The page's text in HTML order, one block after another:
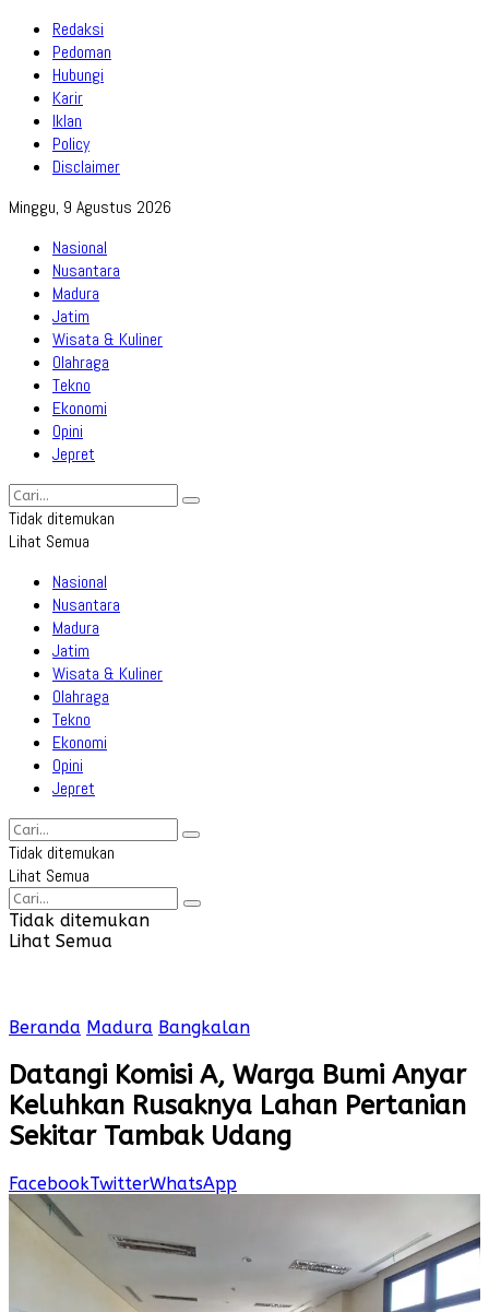
Redaksi
Pedoman
Hubungi
Karir
Iklan
Policy
Disclaimer
Minggu, 9 Agustus 2026
Nasional
Nusantara
Madura
Jatim
Wisata & Kuliner
Olahraga
Tekno
Ekonomi
Opini
Jepret
Tidak ditemukan
Lihat Semua
Nasional
Nusantara
Madura
Jatim
Wisata & Kuliner
Olahraga
Tekno
Ekonomi
Opini
Jepret
Tidak ditemukan
Lihat Semua
Tidak ditemukan
Lihat Semua
Beranda Madura Bangkalan
Datangi Komisi A, Warga Bumi Anyar
Keluhkan Rusaknya Lahan Pertanian
Sekitar Tambak Udang
FacebookTwitterWhatsApp